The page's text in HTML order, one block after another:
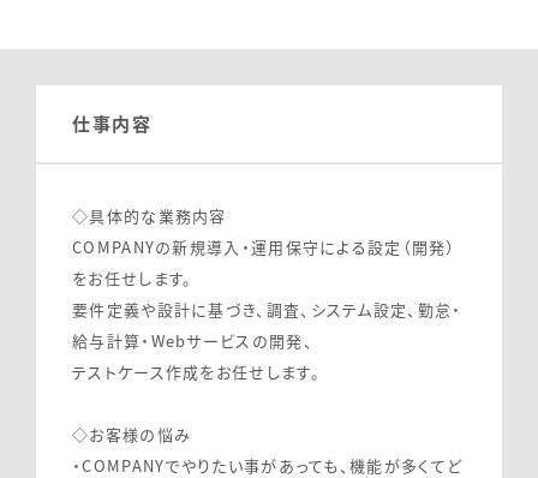
仕事内容
◇具体的な業務内容
COMPANYの新規導入・運用保守による設定（開発）
をお任せします。
要件定義や設計に基づき、調査、システム設定、勤怠・
給与計算・Webサービスの開発、
テストケース作成をお任せします。
◇お客様の悩み
・COMPANYでやりたい事があっても、機能が多くてど